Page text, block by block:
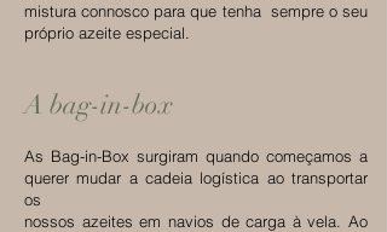
mistura connosco para que tenha sempre o seu
próprio azeite especial.
A bag-in-box
As Bag-in-Box surgiram quando começamos a
querer mudar a cadeia logística ao transportar
os
nossos azeites em navios de carga à vela. Ao